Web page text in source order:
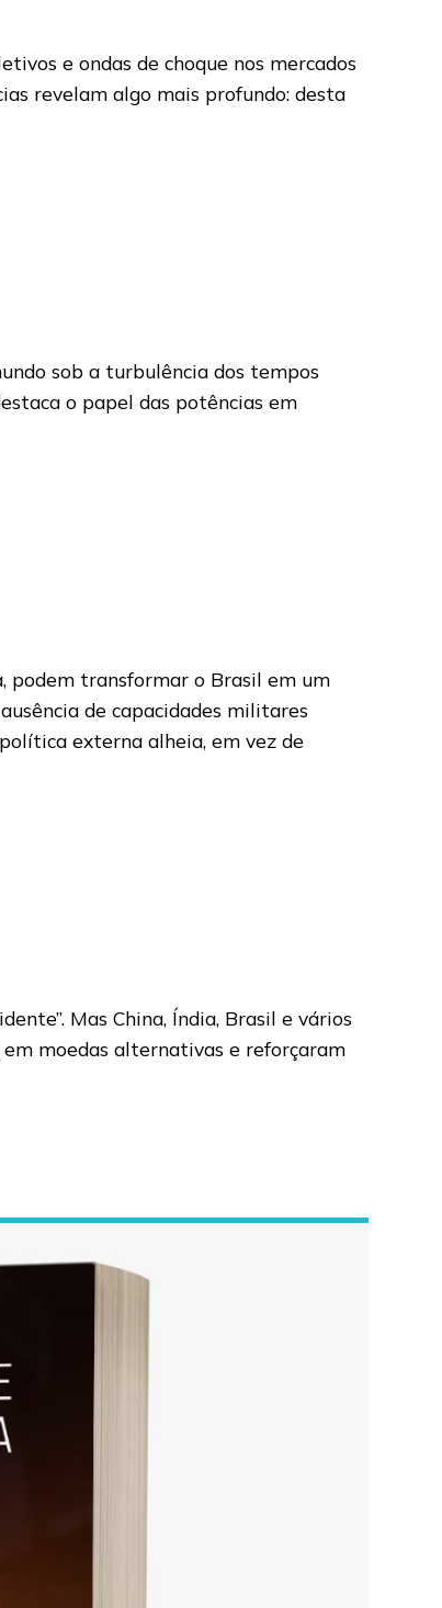
e ondas de choque nos mercados
revelam algo mais profundo: desta
sob a turbulência dos tempos
o papel das potências em
podem transformar o Brasil em um
de capacidades militares
externa alheia, em vez de
Mas China, Índia, Brasil e vários
em moedas alternativas e reforçaram